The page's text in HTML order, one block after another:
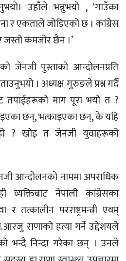
उहाँले भन्नुभयो , ‘गाउँका
र एकताले जोडिएको छ । कांग्रेस
जस्तो कमजोर छैन ।’
जेनजी पुस्ताको आन्दोलनप्रति
। अध्यक्ष गुरुङले प्रश्न गर्दै
तपाईहरूको माग पूरा भयो त ?
छन्, भत्काइएका छन्, के यहि
? खोइ त जेनजी युवाहरूको
आन्दोलनको नाममा अपराधिक
नेपाली कांग्रेसका
तत्कालीन परराष्ट्रमन्त्री एवम्
राणाको हत्या गर्ने उद्देशयले
भन्दै निन्दा गरेका छन् । उनले